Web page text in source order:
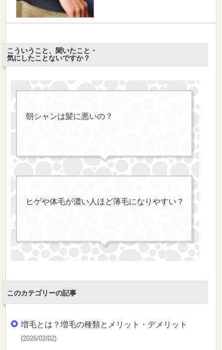
こういうこと、聞いたこと・
気にしたことないですか？
朝シャンは髪に悪いの？
ヒゲや体毛が濃い人ほど薄毛になりやすい？
このカテゴリーの記事
増毛とは？増毛の種類とメリット・デメリット
(2026/02/02)